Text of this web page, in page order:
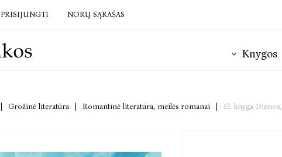
PRISIJUNGTI NORŲ SĄRAŠAS
Knygos
Grožinė literatūra Romantinė literatūra, meilės romanai El. knyga